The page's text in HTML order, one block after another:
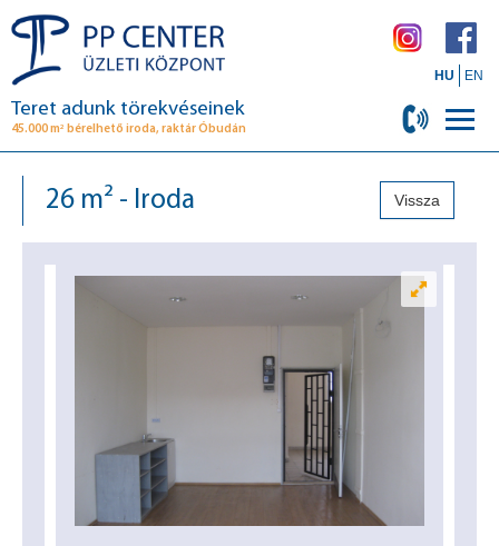
Teret adunk törekvéseinek
45.000 m2 bérelhető iroda, raktár Óbudán
HU EN
26 m² - Iroda Vissza